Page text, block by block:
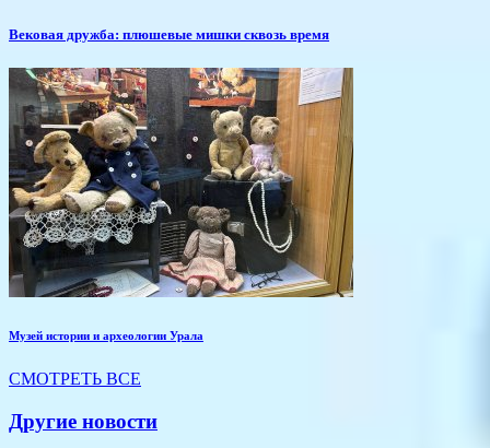
Вековая дружба: плюшевые мишки сквозь время
Музей истории и археологии Урала
СМОТРЕТЬ ВСЕ
Другие новости